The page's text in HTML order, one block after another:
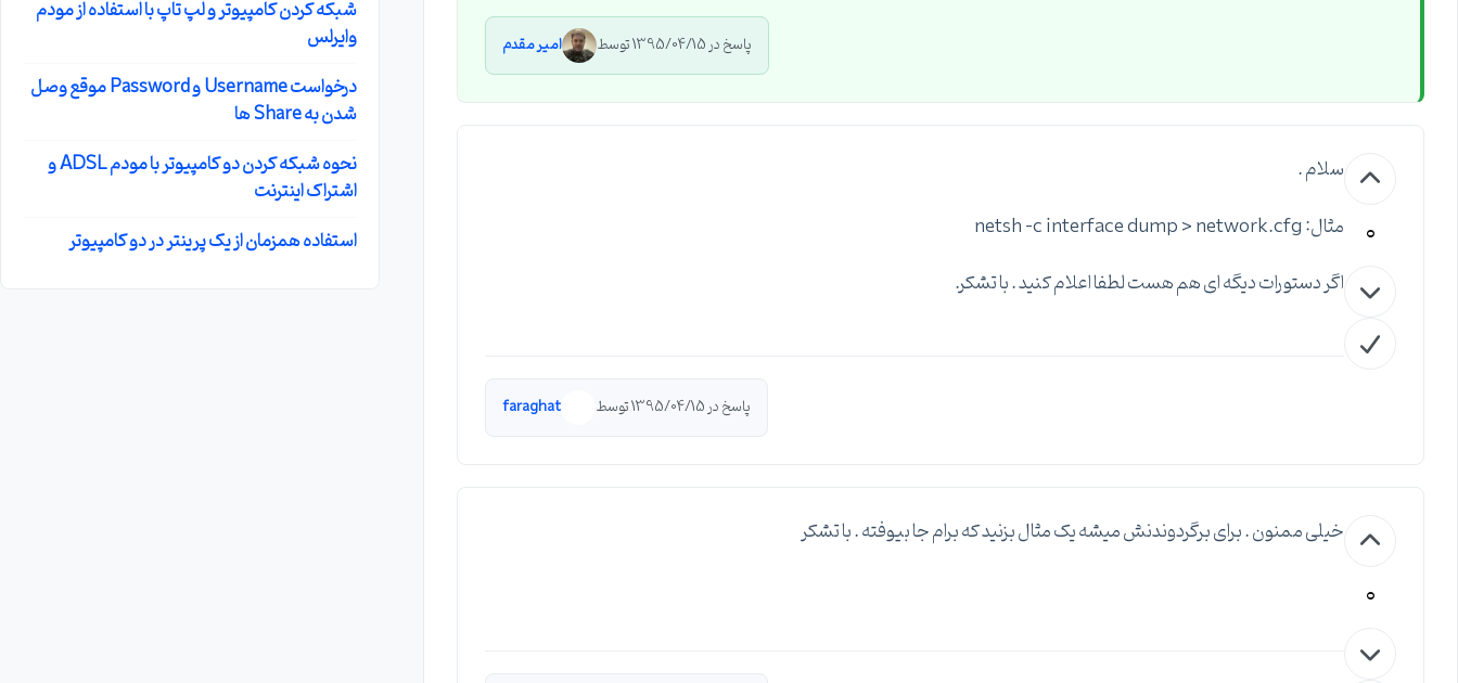
پاسخ در 1395/04/15 توسط امیر مقدم
0
سلام .
مثال: netsh -c interface dump > network.cfg
اگر دستورات دیگه ای هم هست لطفا اعلام کنید . با تشکر.
پاسخ در 1395/04/15 توسط faraghat
0
خیلی ممنون . برای برگردوندنش میشه یک مثال بزنید که برام جا بیوفته . با تشکر
شبکه کردن کامپیوتر و لپ تاپ با استفاده از مودم
وایرلس
درخواست Username و Password موقع وصل
شدن به Share ها
نحوه شبکه کردن دو کامپیوتر با مودم ADSL و
اشتراک اینترنت
استفاده همزمان از یک پرینتر در دو کامپیوتر